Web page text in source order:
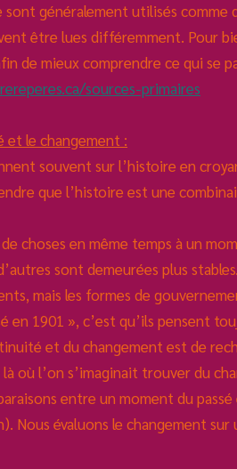
sont généralement utilisés
être lues différemment. Pour
de mieux comprendre ce qui se
sources-primaires
et le changement :
souvent sur l’histoire en
que l’histoire est une
choses en même temps à un
sont demeurées plus
mais les formes de
en 1901 », c’est qu’ils pensent
et du changement est de
où l’on s’imaginait trouver du
entre un moment du
Nous évaluons le changement